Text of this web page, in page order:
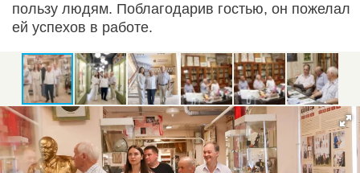
пользу людям. Поблагодарив гостью, он пожелал
ей успехов в работе.